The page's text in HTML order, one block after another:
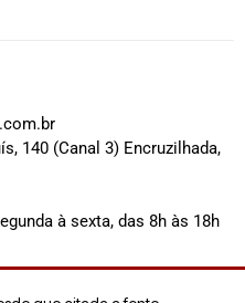
140 (Canal 3) Encruzilhada,
à sexta, das 8h às 18h